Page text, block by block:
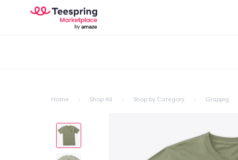
Home Shop All Shop by Category Grappig